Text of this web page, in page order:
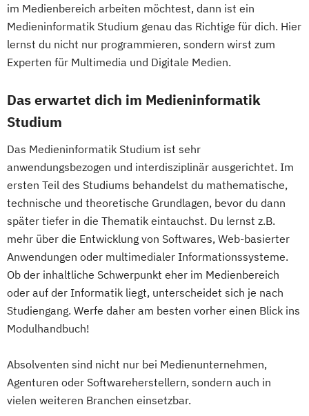
im Medienbereich arbeiten möchtest, dann ist ein
Medieninformatik Studium genau das Richtige für dich. Hier
lernst du nicht nur programmieren, sondern wirst zum
Experten für Multimedia und Digitale Medien.
Das erwartet dich im Medieninformatik
Studium
Das Medieninformatik Studium ist sehr
anwendungsbezogen und interdisziplinär ausgerichtet. Im
ersten Teil des Studiums behandelst du mathematische,
technische und theoretische Grundlagen, bevor du dann
später tiefer in die Thematik eintauchst. Du lernst z.B.
mehr über die Entwicklung von Softwares, Web-basierter
Anwendungen oder multimedialer Informationssysteme.
Ob der inhaltliche Schwerpunkt eher im Medienbereich
oder auf der Informatik liegt, unterscheidet sich je nach
Studiengang. Werfe daher am besten vorher einen Blick ins
Modulhandbuch!
Absolventen sind nicht nur bei Medienunternehmen,
Agenturen oder Softwareherstellern, sondern auch in
vielen weiteren Branchen einsetzbar.